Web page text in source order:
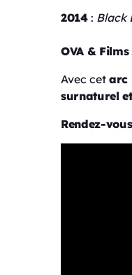
2014: Black
OVA & Films
Avec cet arc
surnaturel
Rendez-